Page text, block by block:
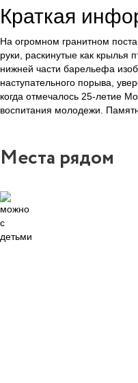
Краткая
На огромном гранитном
руки, раскинутые как крылья
нижней части барельефа
наступательного порыва,
когда отмечалось 25-летие
воспитания молодежи.
Места рядом